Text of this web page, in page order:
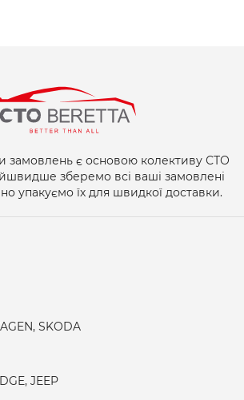
замовлень є основою колективу СТО
зберемо всі ваші замовлені
упакуємо їх для швидкої доставки.
SKODA
JEEP